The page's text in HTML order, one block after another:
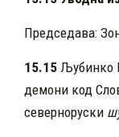
Председава:
15.15 Љубинко
демони код
северноруски